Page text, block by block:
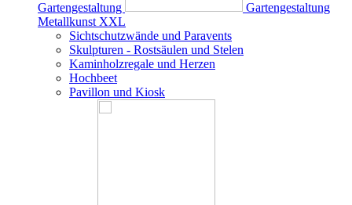
Gartengestaltung
Gartengestaltung
Metallkunst XXL
Sichtschutzwände und Paravents
Skulpturen - Rostsäulen und Stelen
Kaminholzregale und Herzen
Hochbeet
Pavillon und Kiosk